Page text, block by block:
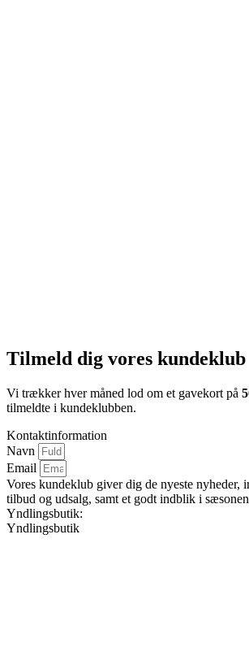
Tilmeld dig vores kundeklub
Vi trækker hver måned lod om et gavekort på
tilmeldte i kundeklubben.
Kontaktinformation
Navn
Email
Vores kundeklub giver dig de nyeste nyheder,
tilbud og udsalg, samt et godt indblik i
Yndlingsbutik:
Yndlingsbutik